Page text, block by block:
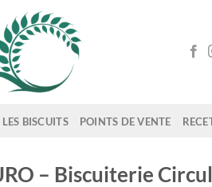
LES BISCUITS POINTS DE VENTE
– Biscuiterie